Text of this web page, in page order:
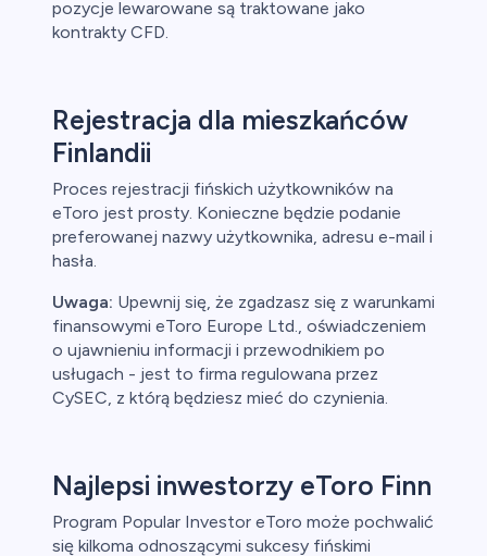
pozycje lewarowane są traktowane jako
kontrakty CFD.
Rejestracja dla mieszkańców
Finlandii
Proces rejestracji fińskich użytkowników na
eToro jest prosty. Konieczne będzie podanie
preferowanej nazwy użytkownika, adresu e-mail i
hasła.
Uwaga: Upewnij się, że zgadzasz się z warunkami
finansowymi eToro Europe Ltd., oświadczeniem
o ujawnieniu informacji i przewodnikiem po
usługach - jest to firma regulowana przez
CySEC, z którą będziesz mieć do czynienia.
Najlepsi inwestorzy eToro Finn
Program Popular Investor eToro może pochwalić
się kilkoma odnoszącymi sukcesy fińskimi